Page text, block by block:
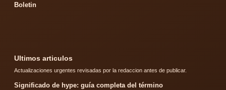
Boletin
Ultimos articulos
Actualizaciones urgentes revisadas por la redaccion antes de publicar.
Significado de hype: guía completa del término